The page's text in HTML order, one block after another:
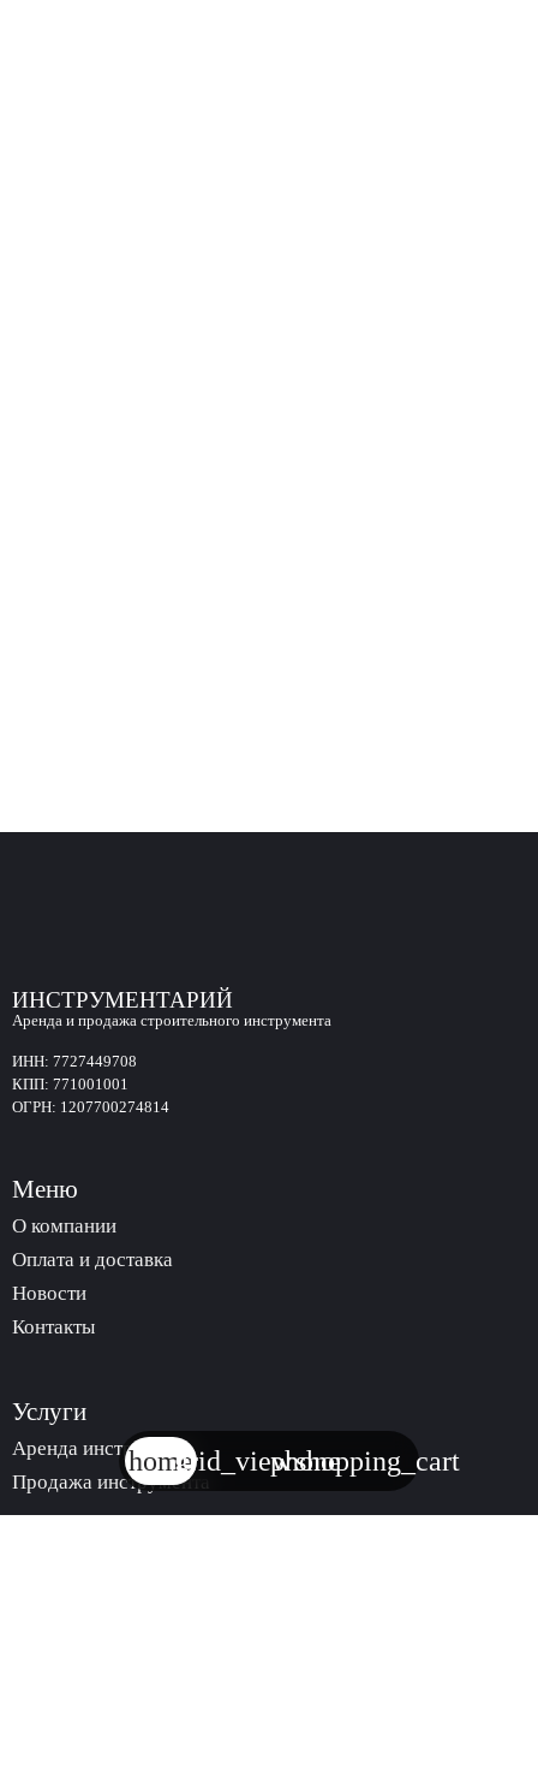
ИНСТРУМЕНТАРИЙ
Аренда и продажа строительного инструмента
ИНН: 7727449708
КПП: 771001001
ОГРН: 1207700274814
Меню
О компании
Оплата и доставка
Новости
Контакты
Услуги
Аренда инструмента
Продажа инструмента
homegrid_viewphone
shopping_cart